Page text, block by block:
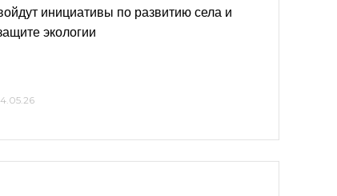
инициативы по развитию села и
экологии